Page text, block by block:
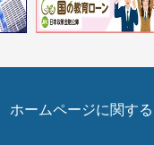
ホームページに関す